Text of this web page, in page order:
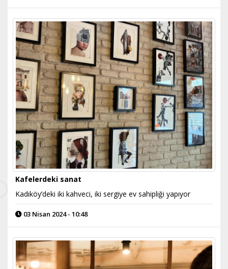
Kafelerdeki sanat
Kadıköy’deki iki kahveci, iki sergiye ev sahipliği yapıyor
03 Nisan 2024 - 10:48